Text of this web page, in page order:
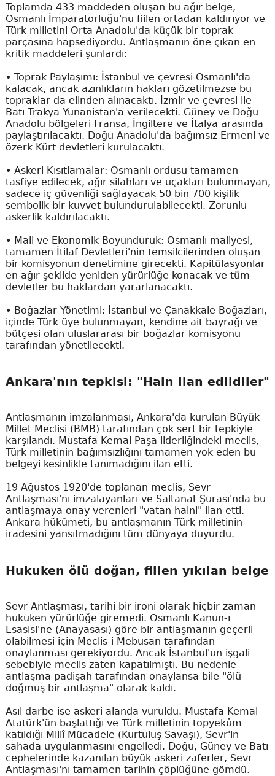
Toplamda 433 maddeden oluşan bu ağır belge,
Osmanlı İmparatorluğu'nu fiilen ortadan kaldırıyor ve
Türk milletini Orta Anadolu'da küçük bir toprak
parçasına hapsediyordu. Antlaşmanın öne çıkan en
kritik maddeleri şunlardı:
• Toprak Paylaşımı: İstanbul ve çevresi Osmanlı'da
kalacak, ancak azınlıkların hakları gözetilmezse bu
topraklar da elinden alınacaktı. İzmir ve çevresi ile
Batı Trakya Yunanistan'a verilecekti. Güney ve Doğu
Anadolu bölgeleri Fransa, İngiltere ve İtalya arasında
paylaştırılacaktı. Doğu Anadolu'da bağımsız Ermeni ve
özerk Kürt devletleri kurulacaktı.
• Askeri Kısıtlamalar: Osmanlı ordusu tamamen
tasfiye edilecek, ağır silahları ve uçakları bulunmayan,
sadece iç güvenliği sağlayacak 50 bin 700 kişilik
sembolik bir kuvvet bulundurulabilecekti. Zorunlu
askerlik kaldırılacaktı.
• Mali ve Ekonomik Boyunduruk: Osmanlı maliyesi,
tamamen İtilaf Devletleri'nin temsilcilerinden oluşan
bir komisyonun denetimine girecekti. Kapitülasyonlar
en ağır şekilde yeniden yürürlüğe konacak ve tüm
devletler bu haklardan yararlanacaktı.
• Boğazlar Yönetimi: İstanbul ve Çanakkale Boğazları,
içinde Türk üye bulunmayan, kendine ait bayrağı ve
bütçesi olan uluslararası bir boğazlar komisyonu
tarafından yönetilecekti.
Ankara'nın tepkisi: "Hain ilan edildiler"
Antlaşmanın imzalanması, Ankara'da kurulan Büyük
Millet Meclisi (BMB) tarafından çok sert bir tepkiyle
karşılandı. Mustafa Kemal Paşa liderliğindeki meclis,
Türk milletinin bağımsızlığını tamamen yok eden bu
belgeyi kesinlikle tanımadığını ilan etti.
19 Ağustos 1920'de toplanan meclis, Sevr
Antlaşması'nı imzalayanları ve Saltanat Şurası'nda bu
antlaşmaya onay verenleri "vatan haini" ilan etti.
Ankara hükûmeti, bu antlaşmanın Türk milletinin
iradesini yansıtmadığını tüm dünyaya duyurdu.
Hukuken ölü doğan, fiilen yıkılan belge
Sevr Antlaşması, tarihi bir ironi olarak hiçbir zaman
hukuken yürürlüğe giremedi. Osmanlı Kanun-ı
Esasisi'ne (Anayasası) göre bir antlaşmanın geçerli
olabilmesi için Meclis-i Mebusan tarafından
onaylanması gerekiyordu. Ancak İstanbul'un işgali
sebebiyle meclis zaten kapatılmıştı. Bu nedenle
antlaşma padişah tarafından onaylansa bile "ölü
doğmuş bir antlaşma" olarak kaldı.
Asıl darbe ise askeri alanda vuruldu. Mustafa Kemal
Atatürk'ün başlattığı ve Türk milletinin topyekûm
katıldığı Millî Mücadele (Kurtuluş Savaşı), Sevr'in
sahada uygulanmasını engelledi. Doğu, Güney ve Batı
cephelerinde kazanılan büyük askeri zaferler, Sevr
Antlaşması'nı tamamen tarihin çöplüğüne gömdü.